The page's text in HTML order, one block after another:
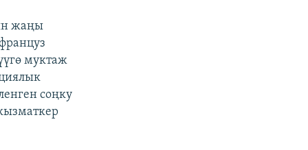
жаңы
муктаж
соңку